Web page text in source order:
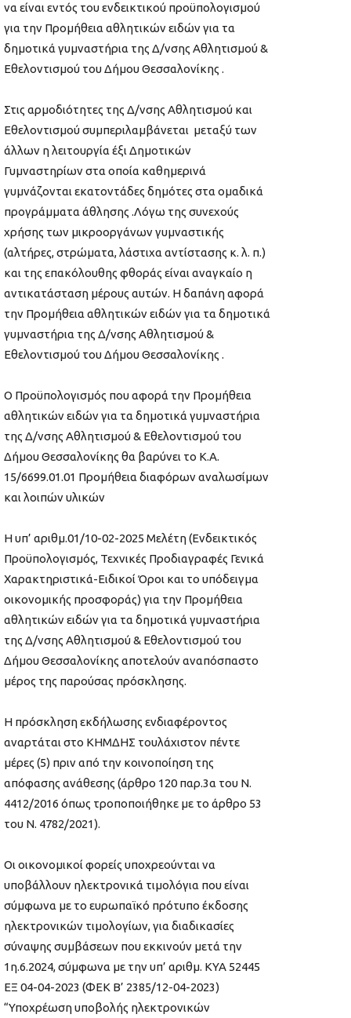
να είναι εντός του ενδεικτικού προϋπολογισμού
για την Προμήθεια αθλητικών ειδών για τα
δημοτικά γυμναστήρια της Δ/νσης Αθλητισμού &
Εθελοντισμού του Δήμου Θεσσαλονίκης .
Στις αρμοδιότητες της Δ/νσης Αθλητισμού και
Εθελοντισμού συμπεριλαμβάνεται μεταξύ των
άλλων η λειτουργία έξι Δημοτικών
Γυμναστηρίων στα οποία καθημερινά
γυμνάζονται εκατοντάδες δημότες στα ομαδικά
προγράμματα άθλησης .Λόγω της συνεχούς
χρήσης των μικροοργάνων γυμναστικής
(αλτήρες, στρώματα, λάστιχα αντίστασης κ. λ. π.)
και της επακόλουθης φθοράς είναι αναγκαίο η
αντικατάσταση μέρους αυτών. Η δαπάνη αφορά
την Προμήθεια αθλητικών ειδών για τα δημοτικά
γυμναστήρια της Δ/νσης Αθλητισμού &
Εθελοντισμού του Δήμου Θεσσαλονίκης .
Ο Προϋπολογισμός που αφορά την Προμήθεια
αθλητικών ειδών για τα δημοτικά γυμναστήρια
της Δ/νσης Αθλητισμού & Εθελοντισμού του
Δήμου Θεσσαλονίκης θα βαρύνει το Κ.Α.
15/6699.01.01 Προμήθεια διαφόρων αναλωσίμων
και λοιπών υλικών
H υπ’ αριθμ.01/10-02-2025 Μελέτη (Ενδεικτικός
Προϋπολογισμός, Τεχνικές Προδιαγραφές Γενικά
Χαρακτηριστικά-Ειδικοί Όροι και το υπόδειγμα
οικονομικής προσφοράς) για την Προμήθεια
αθλητικών ειδών για τα δημοτικά γυμναστήρια
της Δ/νσης Αθλητισμού & Εθελοντισμού του
Δήμου Θεσσαλονίκης αποτελούν αναπόσπαστο
μέρος της παρούσας πρόσκλησης.
Η πρόσκληση εκδήλωσης ενδιαφέροντος
αναρτάται στο ΚΗΜΔΗΣ τουλάχιστον πέντε
μέρες (5) πριν από την κοινοποίηση της
απόφασης ανάθεσης (άρθρο 120 παρ.3α του Ν.
4412/2016 όπως τροποποιήθηκε με το άρθρο 53
του Ν. 4782/2021).
Οι οικονομικοί φορείς υποχρεούνται να
υποβάλλουν ηλεκτρονικά τιμολόγια που είναι
σύμφωνα με το ευρωπαϊκό πρότυπο έκδοσης
ηλεκτρονικών τιμολογίων, για διαδικασίες
σύναψης συμβάσεων που εκκινούν μετά την
1η.6.2024, σύμφωνα με την υπ’ αριθμ. ΚΥΑ 52445
ΕΞ 04-04-2023 (ΦΕΚ Β’ 2385/12-04-2023)
“Υποχρέωση υποβολής ηλεκτρονικών